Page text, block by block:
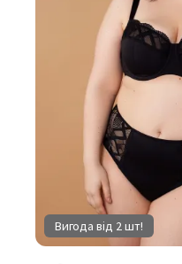
Вигода від 2 шт!